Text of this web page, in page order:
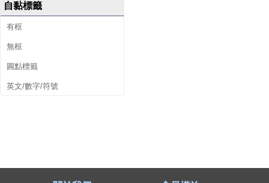
自黏標籤
有框
無框
圓點標籤
英文/數字/符號